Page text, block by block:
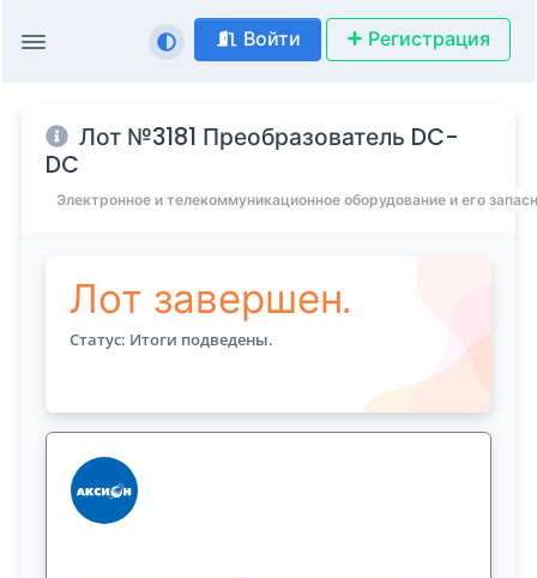
Войти Регистрация
Лот №3181 Преобразователь DC-
DC
Электронное и телекоммуникационное оборудование и его
Лот завершен.
Статус: Итоги подведены.